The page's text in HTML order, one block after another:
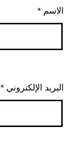
الاسم *
البريد الإلكتروني *